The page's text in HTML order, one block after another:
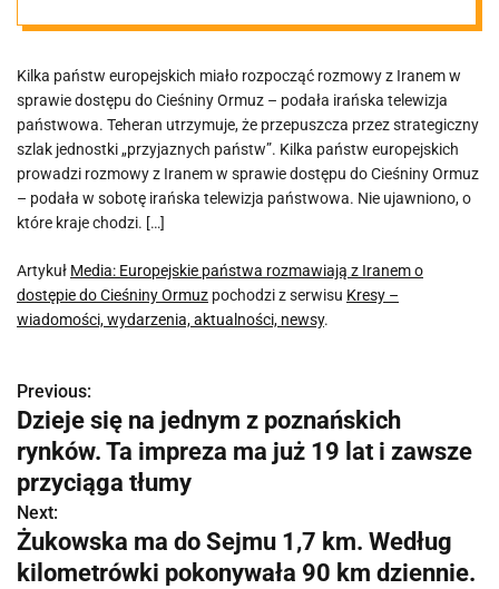
Iranem o
dostępie do
Cieśniny Ormuz
Kilka państw europejskich miało rozpocząć rozmowy z Iranem w
sprawie dostępu do Cieśniny Ormuz – podała irańska telewizja
państwowa. Teheran utrzymuje, że przepuszcza przez strategiczny
szlak jednostki „przyjaznych państw”. Kilka państw europejskich
prowadzi rozmowy z Iranem w sprawie dostępu do Cieśniny Ormuz
– podała w sobotę irańska telewizja państwowa. Nie ujawniono, o
które kraje chodzi. […]
Artykuł Media: Europejskie państwa rozmawiają z Iranem o
dostępie do Cieśniny Ormuz pochodzi z serwisu Kresy –
wiadomości, wydarzenia, aktualności, newsy.
N
a
w
i
g
Previous:
Dzieje się na jednym z poznańskich
rynków. Ta impreza ma już 19 lat i zawsze
przyciąga tłumy
Next:
Żukowska ma do Sejmu 1,7 km. Według
kilometrówki pokonywała 90 km dziennie.